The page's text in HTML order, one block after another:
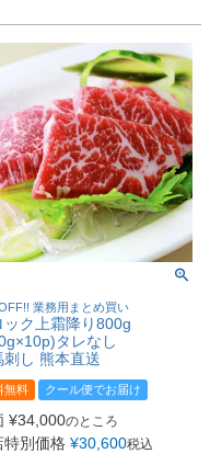
業務用まとめ買い
ック上霜降り800g
タレなし
刺し 熊本直送
無料 クール便でお届け
¥34,000のところ
特別価格 ¥30,600税込